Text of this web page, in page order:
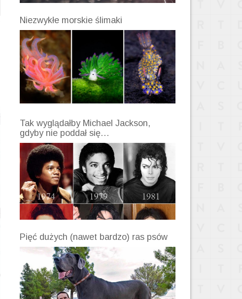
Niezwykłe morskie ślimaki
Tak wyglądałby Michael Jackson,
gdyby nie poddał się…
Pięć dużych (nawet bardzo) ras psów